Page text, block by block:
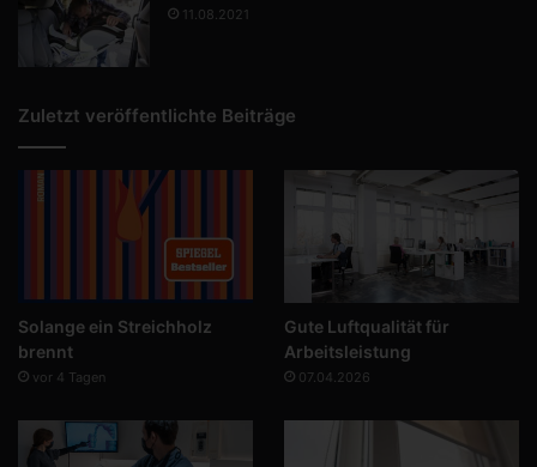
11.08.2021
Zuletzt veröffentlichte Beiträge
Solange ein Streichholz
brennt
vor 4 Tagen
Gute Luftqualität für
Arbeitsleistung
07.04.2026